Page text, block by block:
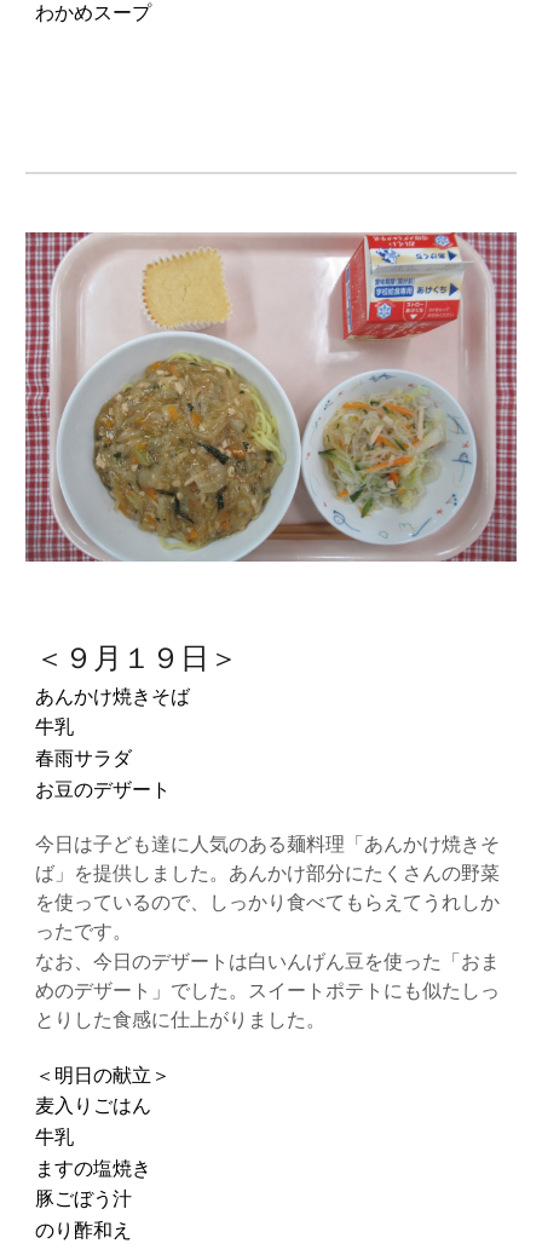
わかめスープ
＜９月１９日＞
あんかけ焼きそば
牛乳
春雨サラダ
お豆のデザート
今日は子ども達に人気のある麺料理「あんかけ焼きそ
ば」を提供しました。あんかけ部分にたくさんの野菜
を使っているので、しっかり食べてもらえてうれしか
ったです。
なお、今日のデザートは白いんげん豆を使った「おま
めのデザート」でした。スイートポテトにも似たしっ
とりした食感に仕上がりました。
＜明日の献立＞
麦入りごはん
牛乳
ますの塩焼き
豚ごぼう汁
のり酢和え